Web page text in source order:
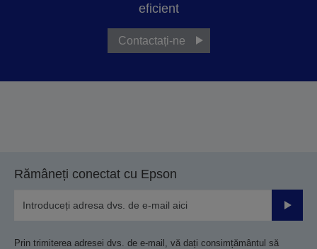
eficient
Contactați-ne
Rămâneți conectat cu Epson
Prin trimiterea adresei dvs. de e-mail, vă dați consimțământul să